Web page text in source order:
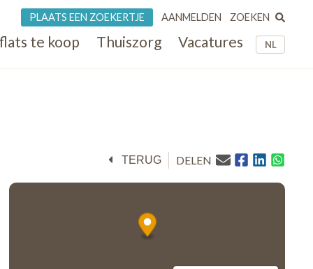
NL
te koop Thuiszorg Vacatures
PLAATS EEN ZOEKERTJE AANMELDEN ZOEKEN
TERUG DELEN